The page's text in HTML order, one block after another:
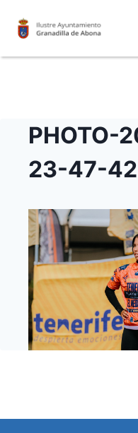
PHOTO-
23-47-